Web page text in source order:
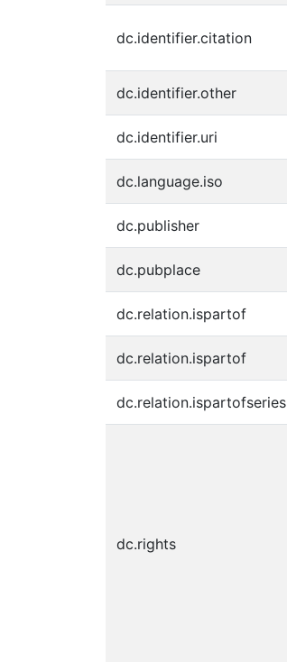
dc.identifier.citation
dc.identifier.other
dc.identifier.uri
dc.language.iso
dc.publisher
dc.pubplace
dc.relation.ispartof
dc.relation.ispartof
dc.relation.ispartofseries
dc.rights